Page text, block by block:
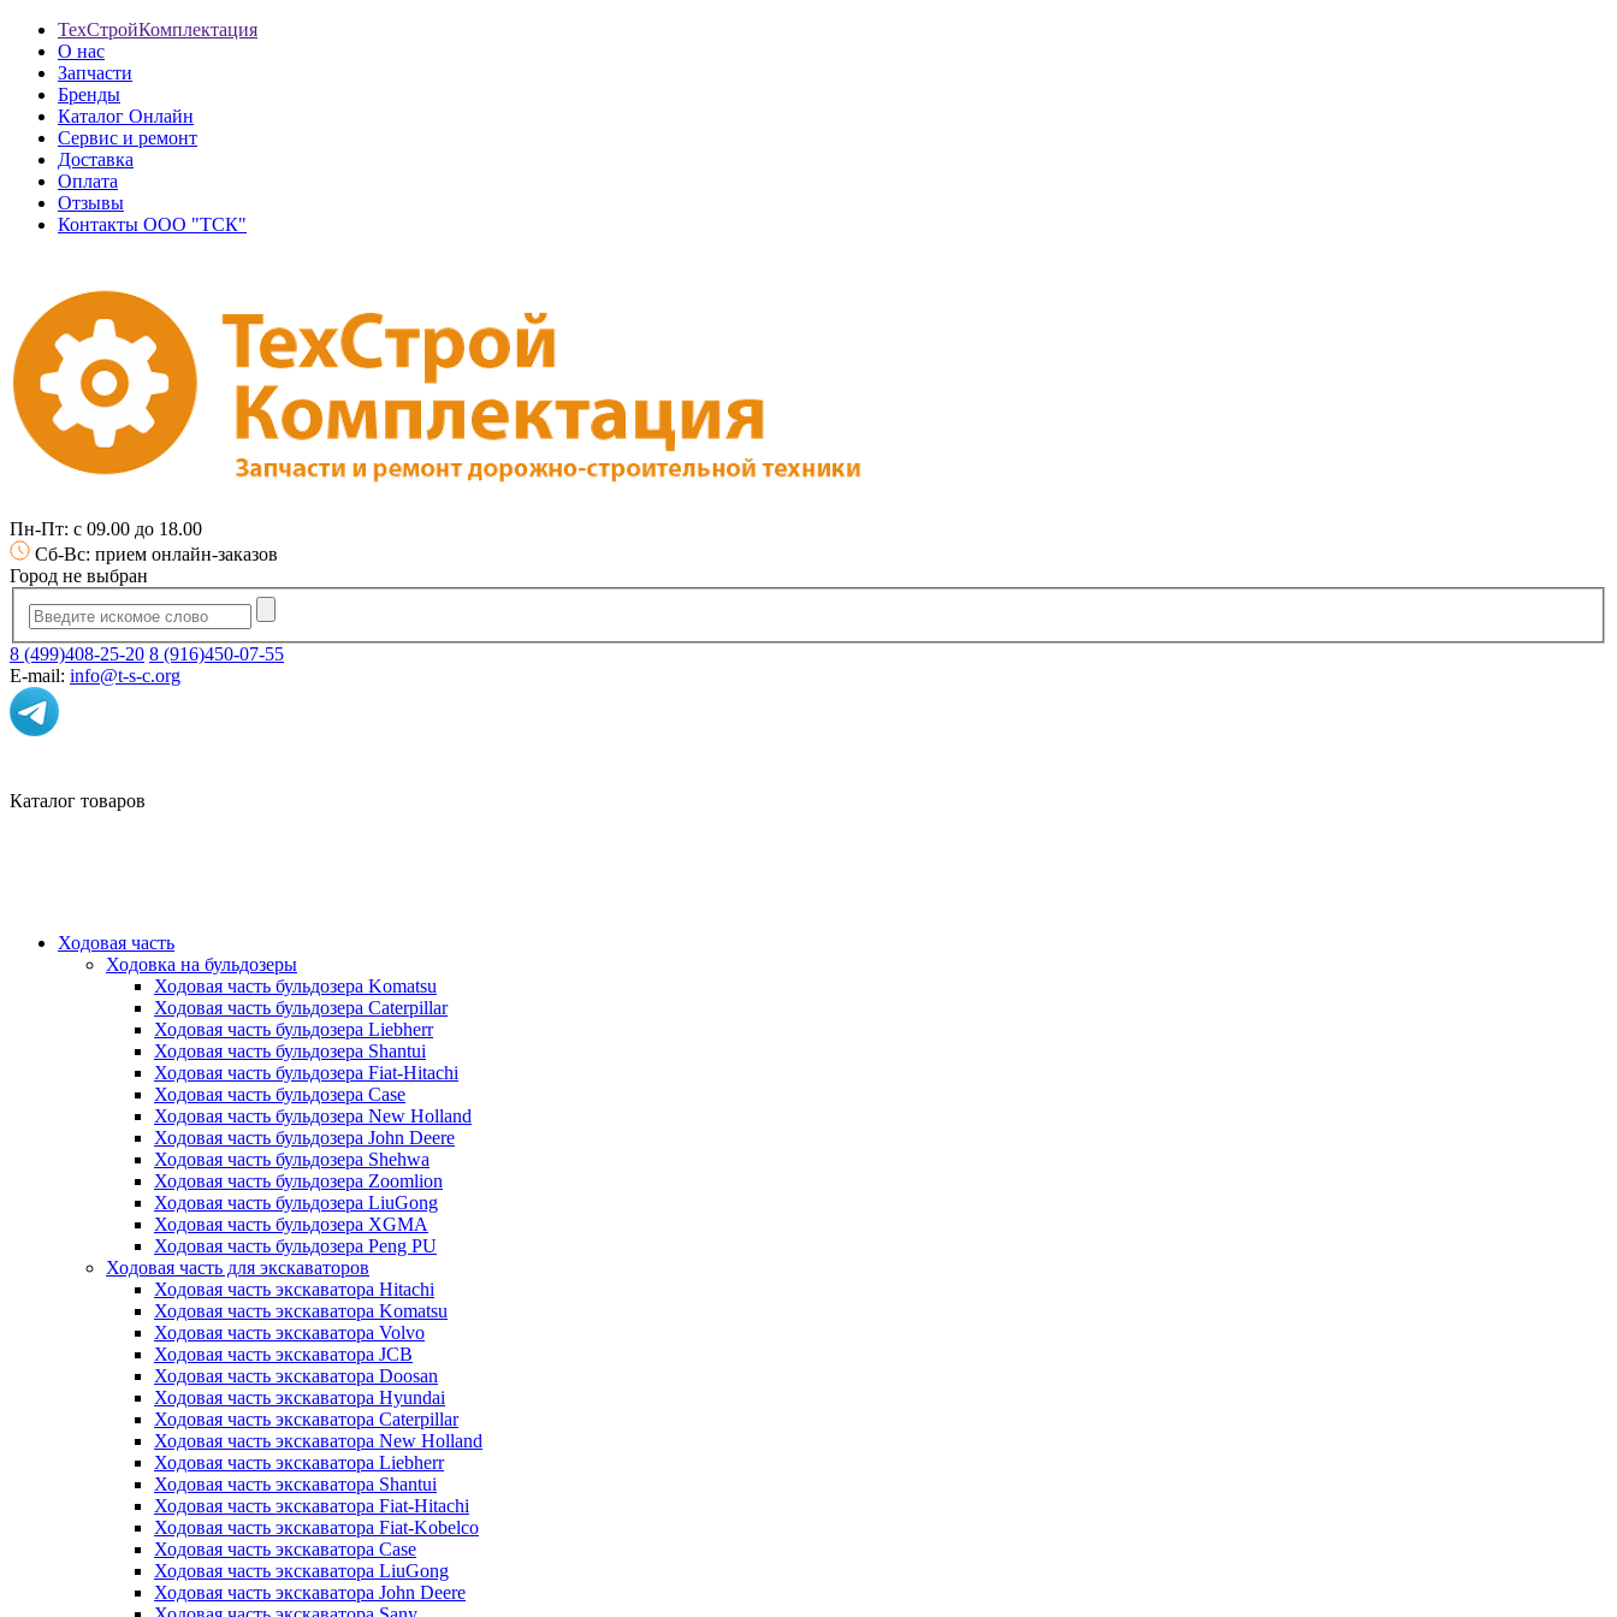
ТехСтройКомплектация
О нас
Запчасти
Бренды
Каталог Онлайн
Сервис и ремонт
Доставка
Оплата
Отзывы
Контакты ООО "ТСК"
Пн-Пт: с 09.00 до 18.00
Сб-Вс: прием онлайн-заказов
Город не выбран
8 (499)408-25-20 8 (916)450-07-55
E-mail: info@t-s-c.org
Каталог товаров
Ходовая часть
Ходовка на бульдозеры
Ходовая часть бульдозера Komatsu
Ходовая часть бульдозера Caterpillar
Ходовая часть бульдозера Liebherr
Ходовая часть бульдозера Shantui
Ходовая часть бульдозера Fiat-Hitachi
Ходовая часть бульдозера Case
Ходовая часть бульдозера New Holland
Ходовая часть бульдозера John Deere
Ходовая часть бульдозера Shehwa
Ходовая часть бульдозера Zoomlion
Ходовая часть бульдозера LiuGong
Ходовая часть бульдозера XGMA
Ходовая часть бульдозера Peng PU
Ходовая часть для экскаваторов
Ходовая часть экскаватора Hitachi
Ходовая часть экскаватора Komatsu
Ходовая часть экскаватора Volvo
Ходовая часть экскаватора JCB
Ходовая часть экскаватора Doosan
Ходовая часть экскаватора Hyundai
Ходовая часть экскаватора Caterpillar
Ходовая часть экскаватора New Holland
Ходовая часть экскаватора Liebherr
Ходовая часть экскаватора Shantui
Ходовая часть экскаватора Fiat-Hitachi
Ходовая часть экскаватора Fiat-Kobelco
Ходовая часть экскаватора Case
Ходовая часть экскаватора LiuGong
Ходовая часть экскаватора John Deere